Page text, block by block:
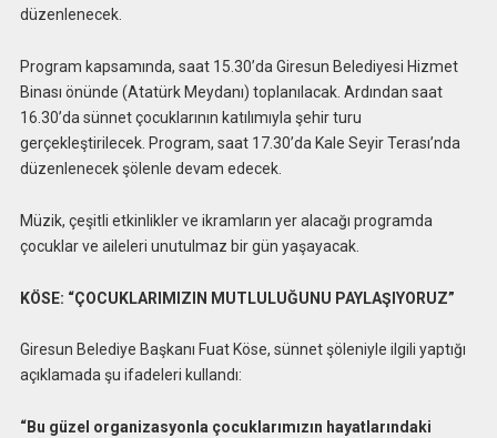
düzenlenecek.
Program kapsamında, saat 15.30’da Giresun Belediyesi Hizmet
Binası önünde (Atatürk Meydanı) toplanılacak. Ardından saat
16.30’da sünnet çocuklarının katılımıyla şehir turu
gerçekleştirilecek. Program, saat 17.30’da Kale Seyir Terası’nda
düzenlenecek şölenle devam edecek.
Müzik, çeşitli etkinlikler ve ikramların yer alacağı programda
çocuklar ve aileleri unutulmaz bir gün yaşayacak.
KÖSE: “ÇOCUKLARIMIZIN MUTLULUĞUNU PAYLAŞIYORUZ”
Giresun Belediye Başkanı Fuat Köse, sünnet şöleniyle ilgili yaptığı
açıklamada şu ifadeleri kullandı:
“Bu güzel organizasyonla çocuklarımızın hayatlarındaki